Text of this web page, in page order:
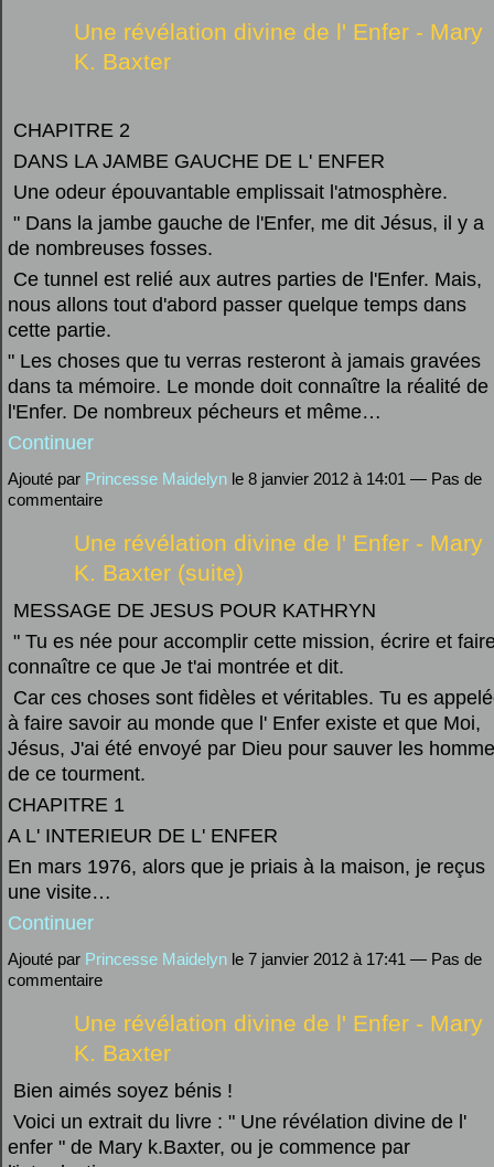
Une révélation divine de l' Enfer - Mary
K. Baxter
CHAPITRE 2
DANS LA JAMBE GAUCHE DE L' ENFER
Une odeur épouvantable emplissait l'atmosphère.
" Dans la jambe gauche de l'Enfer, me dit Jésus, il y a
de nombreuses fosses.
Ce tunnel est relié aux autres parties de l'Enfer. Mais,
nous allons tout d'abord passer quelque temps dans
cette partie.
" Les choses que tu verras resteront à jamais gravées
dans ta mémoire. Le monde doit connaître la réalité de
l'Enfer. De nombreux pécheurs et même…
Continuer
Ajouté par Princesse Maidelyn le 8 janvier 2012 à 14:01 — Pas de
commentaire
Une révélation divine de l' Enfer - Mary
K. Baxter (suite)
MESSAGE DE JESUS POUR KATHRYN
" Tu es née pour accomplir cette mission, écrire et
connaître ce que Je t'ai montrée et dit.
Car ces choses sont fidèles et véritables. Tu es
à faire savoir au monde que l' Enfer existe et que Moi,
Jésus, J'ai été envoyé par Dieu pour sauver les
de ce tourment.
CHAPITRE 1
A L' INTERIEUR DE L' ENFER
En mars 1976, alors que je priais à la maison, je reçus
une visite…
Continuer
Ajouté par Princesse Maidelyn le 7 janvier 2012 à 17:41 — Pas de
commentaire
Une révélation divine de l' Enfer - Mary
K. Baxter
Bien aimés soyez bénis !
Voici un extrait du livre : " Une révélation divine de l'
enfer " de Mary k.Baxter, ou je commence par